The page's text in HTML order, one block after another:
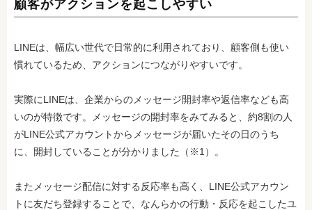
顧客がアクションを起こしやすい
LINEは、幅広い世代で日常的に利用されており、顧客側も使い
慣れているため、アクションにつながりやすいです。
実際にLINEは、企業からのメッセージ開封率や返信率なども高
いのが特徴です。メッセージの開封率をみてみると、約8割の人
がLINE公式アカウントからメッセージが届いたその日のうち
に、開封していることが分かりました（※1）。
またメッセージ配信に対する反応率も高く、LINE公式アカウン
トに友だち登録することで、なんらかの行動・反応を起こしたユ